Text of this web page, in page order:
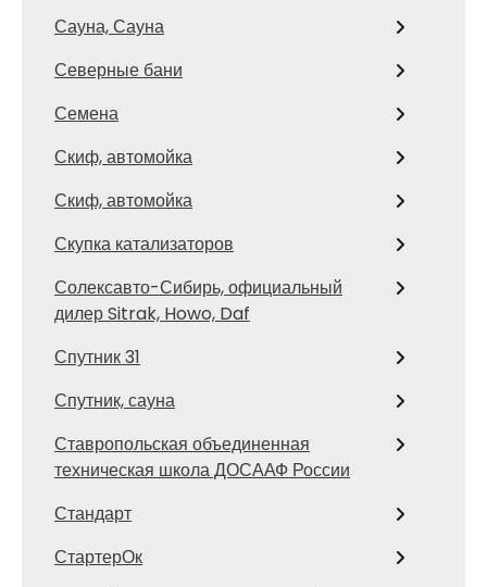
Сауна, Сауна
Северные бани
Семена
Скиф, автомойка
Скиф, автомойка
Скупка катализаторов
Солексавто-Сибирь, официальный
дилер Sitrak, Howo, Daf
Спутник 31
Спутник, сауна
Ставропольская объединенная
техническая школа ДОСААФ России
Стандарт
СтартерОк